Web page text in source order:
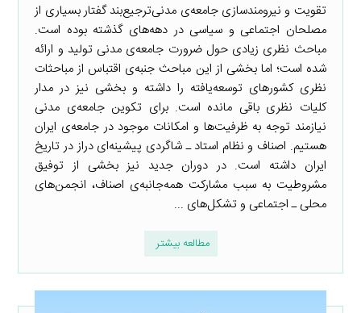
تقویت و نیرومندسازی جامعه‌ی مدنی‌ترجیع‌بند گفتار بسیاری از
مصلحان اجتماعی و سیاسی در دهه‌های گذشته بوده است.
مباحث نظری زیادی حول ضرورت جامعه‌ی مدنی تولید و ارائه
شده است؛ اما بخشی از این مباحث جنبه‌ی اقتباس از مباحثات
نظری کشورهای توسعه‌یافته را داشته و بخشی نیز در مدار
کلیات نظری باقی مانده است. برای تکوین جامعه‌ی مدنی
نیازمند توجه به ظرفیت‌ها و امکانات موجود در جامعه‌ی ایران
هستیم. اصناف و نظام استاد ـ شاگردی پیشینه‌ای دراز در تاریخ
ایران داشته است. در دوران جدید نیز بخشی از توفیق
مشروطیت به سبب مشارکت همه‌جانبه‌ی اصناف، انجمن‌های
محلی ـ اجتماعی و تشکل‌های ...
مطالعه بیشتر